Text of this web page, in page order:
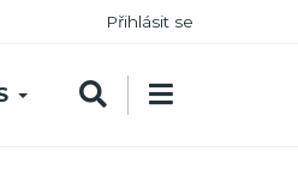
Přihlásit se